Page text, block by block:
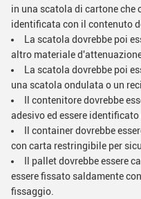
in una scatola di cartone che
identificata con il contenuto
La scatola dovrebbe poi
altro materiale
La scatola dovrebbe poi
una scatola ondulata o un
Il contenitore dovrebbe
adesivo ed essere
Il container dovrebbe
con carta restringibile per
Il pallet dovrebbe essere
essere fissato saldamente
fissaggio.